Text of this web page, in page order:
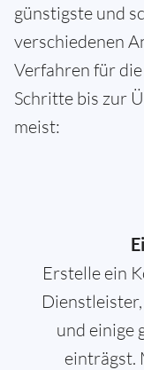
günstigste und
verschiedenen
Verfahren für
Schritte bis zur
meist:
Erstelle ein
und einige
einträgst.